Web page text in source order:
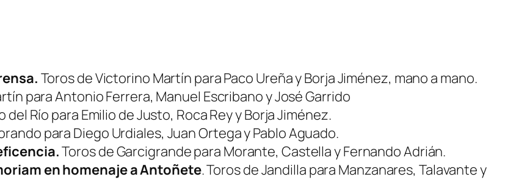
Toros de Victorino Martín para Paco Ureña y Borja Jiménez, mano a mano.
para Antonio Ferrera, Manuel Escribano y José Garrido
Río para Emilio de Justo, Roca Rey y Borja Jiménez.
para Diego Urdiales, Juan Ortega y Pablo Aguado.
Toros de Garcigrande para Morante, Castella y Fernando Adrián.
en homenaje a Antoñete. Toros de Jandilla para Manzanares, Talavante y